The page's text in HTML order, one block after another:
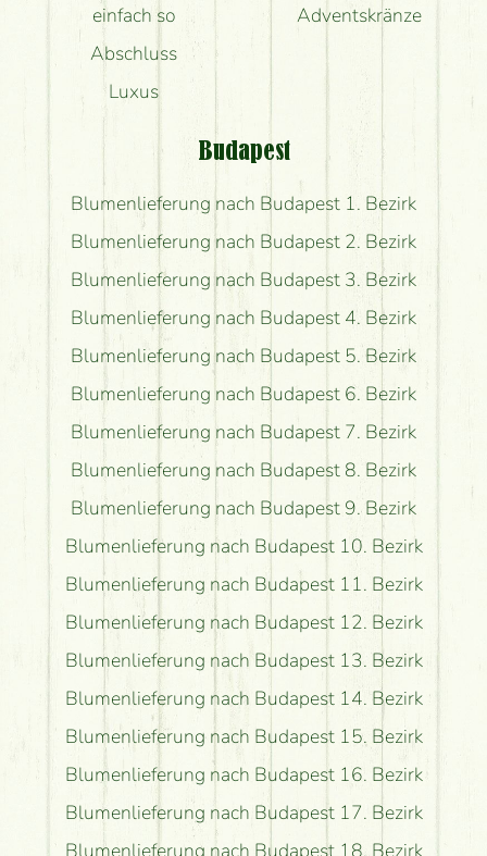
einfach so
Abschluss
Luxus
Adventskränze
Budapest
Blumenlieferung nach Budapest 1. Bezirk
Blumenlieferung nach Budapest 2. Bezirk
Blumenlieferung nach Budapest 3. Bezirk
Blumenlieferung nach Budapest 4. Bezirk
Blumenlieferung nach Budapest 5. Bezirk
Blumenlieferung nach Budapest 6. Bezirk
Blumenlieferung nach Budapest 7. Bezirk
Blumenlieferung nach Budapest 8. Bezirk
Blumenlieferung nach Budapest 9. Bezirk
Blumenlieferung nach Budapest 10. Bezirk
Blumenlieferung nach Budapest 11. Bezirk
Blumenlieferung nach Budapest 12. Bezirk
Blumenlieferung nach Budapest 13. Bezirk
Blumenlieferung nach Budapest 14. Bezirk
Blumenlieferung nach Budapest 15. Bezirk
Blumenlieferung nach Budapest 16. Bezirk
Blumenlieferung nach Budapest 17. Bezirk
Blumenlieferung nach Budapest 18. Bezirk